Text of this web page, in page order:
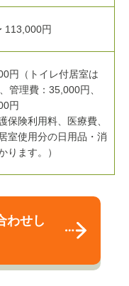
113,000円
円（トイレ付居室は
管理費：35,000円、
円
保険利用料、医療費、
室使用分の日用品・消
ります。）
わせし